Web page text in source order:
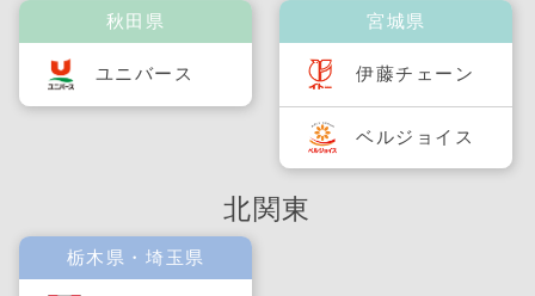
秋田県
ユニバース
宮城県
伊藤チェーン
ベルジョイス
北関東
栃木県・埼玉県